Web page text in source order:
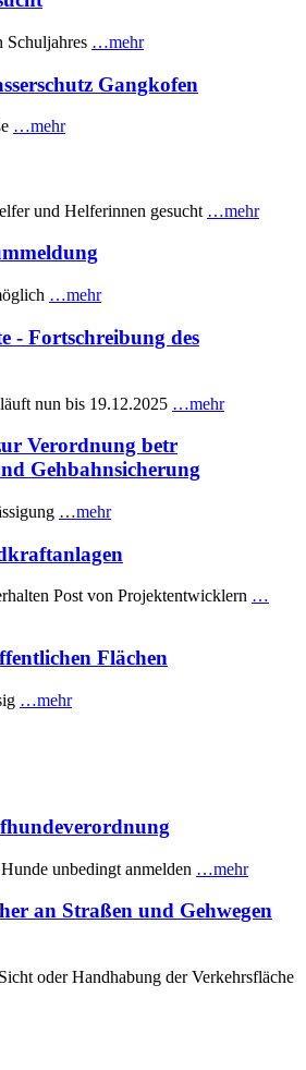
Schuljahres …mehr
Gangkofen
…mehr
und Helferinnen gesucht …mehr
…mehr
- Fortschreibung des
nun bis 19.12.2025 …mehr
Verordnung betr
Gehbahnsicherung
…mehr
Post von Projektentwicklern …
Flächen
…mehr
unbedingt anmelden …mehr
an Straßen und Gehwegen
oder Handhabung der Verkehrsfläche